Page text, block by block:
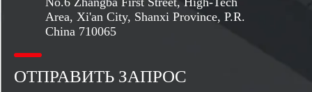
Area, Xi'an City, Shanxi Province, P.R.
China 710065
ОТПРАВИТЬ ЗАПРОС